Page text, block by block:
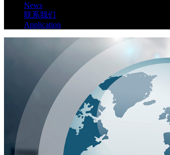
News
联系我们
Application